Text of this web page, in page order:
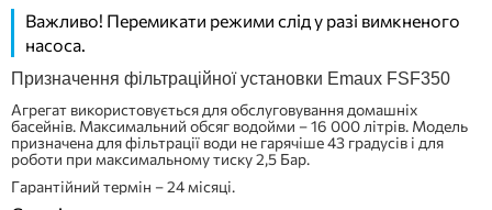
Важливо! Перемикати режими слід у разі вимкненого
насоса.
Призначення фільтраційної установки Emaux FSF350
Агрегат використовується для обслуговування домашніх
басейнів. Максимальний обсяг водойми – 16 000 літрів. Модель
призначена для фільтрації води не гарячіше 43 градусів і для
роботи при максимальному тиску 2,5 Бар.
Гарантійний термін – 24 місяці.